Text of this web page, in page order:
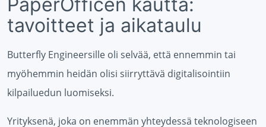
tavoitteet ja aikataulu
Butterfly Engineersille oli selvää, että ennemmin tai
myöhemmin heidän olisi siirryttävä digitalisointiin
kilpailuedun luomiseksi.
Yrityksenä, joka on enemmän yhteydessä teknologiseen